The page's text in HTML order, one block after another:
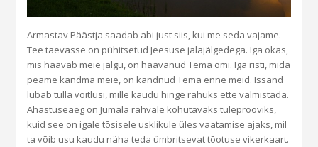
Armastav Päästja saadab abi just siis, kui me seda vajame.
Tee taevasse on pühitsetud Jeesuse jalajälgedega. Iga okas,
mis haavab meie jalgu, on haavanud Tema omi. Iga risti, mida
peame kandma meie, on kandnud Tema enne meid. Issand
lubab tulla võitlusi, mille kaudu hinge rahuks ette valmistada.
Ahastuseaeg on Jumala rahvale kohutavaks tuleprooviks,
kuid see on igale tõsisele usklikule üles vaatamise ajaks, mil
ta võib usu kaudu näha teda ümbritsevat tõotuse vikerkaart.